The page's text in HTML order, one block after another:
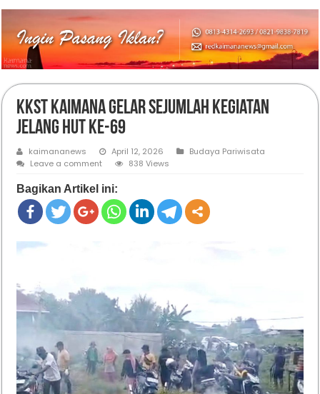
KKST Kaimana Gelar Sejumlah Kegiatan
Jelang HUT ke-69
kaimananews April 12, 2026
Budaya Pariwisata
Leave a comment
838 Views
Bagikan Artikel ini: